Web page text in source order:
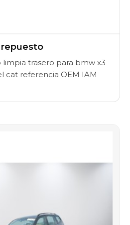
trasero para bmw x3
cat referencia OEM IAM